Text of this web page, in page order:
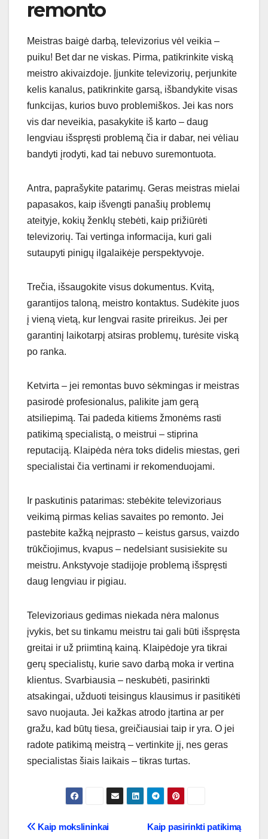
remonto
Meistras baigė darbą, televizorius vėl veikia –
puiku! Bet dar ne viskas. Pirma, patikrinkite viską
meistro akivaizdoje. Įjunkite televizorių, perjunkite
kelis kanalus, patikrinkite garsą, išbandykite visas
funkcijas, kurios buvo problemiškos. Jei kas nors
vis dar neveikia, pasakykite iš karto – daug
lengviau išspręsti problemą čia ir dabar, nei vėliau
bandyti įrodyti, kad tai nebuvo suremontuota.
Antra, paprašykite patarimų. Geras meistras mielai
papasakos, kaip išvengti panašių problemų
ateityje, kokių ženklų stebėti, kaip prižiūrėti
televizorių. Tai vertinga informacija, kuri gali
sutaupyti pinigų ilgalaikėje perspektyvoje.
Trečia, išsaugokite visus dokumentus. Kvitą,
garantijos taloną, meistro kontaktus. Sudėkite juos
į vieną vietą, kur lengvai rasite prireikus. Jei per
garantinį laikotarpį atsiras problemų, turėsite viską
po ranka.
Ketvirta – jei remontas buvo sėkmingas ir meistras
pasirodė profesionalus, palikite jam gerą
atsiliepimą. Tai padeda kitiems žmonėms rasti
patikimą specialistą, o meistrui – stiprina
reputaciją. Klaipėda nėra toks didelis miestas, geri
specialistai čia vertinami ir rekomenduojami.
Ir paskutinis patarimas: stebėkite televizoriaus
veikimą pirmas kelias savaites po remonto. Jei
pastebite kažką neįprasto – keistus garsus, vaizdo
trūkčiojimus, kvapus – nedelsiant susisiekite su
meistru. Ankstyvoje stadijoje problemą išspręsti
daug lengviau ir pigiau.
Televizoriaus gedimas niekada nėra malonus
įvykis, bet su tinkamu meistru tai gali būti išspręsta
greitai ir už priimtiną kainą. Klaipėdoje yra tikrai
gerų specialistų, kurie savo darbą moka ir vertina
klientus. Svarbiausia – neskubėti, pasirinkti
atsakingai, užduoti teisingus klausimus ir pasitikėti
savo nuojauta. Jei kažkas atrodo įtartina ar per
gražu, kad būtų tiesa, greičiausiai taip ir yra. O jei
radote patikimą meistrą – vertinkite jį, nes geras
specialistas šiais laikais – tikras turtas.
Navigacija
Kaip pasirinkti patikimą
Kaip mokslininkai